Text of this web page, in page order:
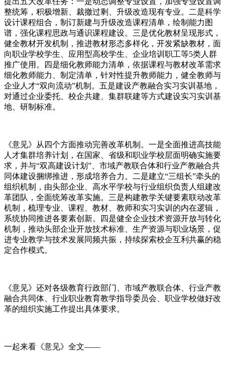
整统筹，积极增新、裁撤过剩、升级改造现有专业。二是科学
设计课程组合，制订新建与升级改造课程清单，绘制能力图
谱，强化课程思政与通识课程建设。三是优化教材呈现形式，
健全教材开发机制，推进教材形态多样化，开发紧缺教材，面
向职业学校学生、应用型高校学生、企业培训职工等5类人群
推广使用。四是细化教师能力清单，依据课程与教材改革需求
细化教师能力、制定清单，针对性提升教师能力，健全教师与
企业人才“双向流动”机制。五是建设产教融合实习实训基地，
对通过企业委托、校企共建、集群联建等方式建设实习实训基
地、研制标准。
《意见》从四个方面推动完善改革机制。一是全面推进高技能
人才集群培养计划，在国家、省级和职业学校层面明确实施要
求，并与“双高建设计划”、市域产教联合体和行业产教融合共
同体建设捆绑推进，形成培养合力。二是建立“三组长”牵头的
组织机制，由头部企业、高水平学校与行业组织负责人组建改
革团队，全面统筹改革实施。三是构建教学关键要素联动改革
机制，梳理专业、课程、教材、教师和实习实训的内在逻辑，
系统协同推进各要素创新。四是健全企业技术资源开放与转化
机制，推动头部企业开放技术标准、生产资源与职业场景，促
进专业教学与技术发展同频共振，持续探索校企互利共赢的稳
定合作模式。
《意见》还对各级教育行政部门、市域产教联合体、行业产教
融合共同体、行业职业教育教学指导委员会、职业学校做好改
革的组织实施工作提出具体要求。
一起来看《意见》全文——